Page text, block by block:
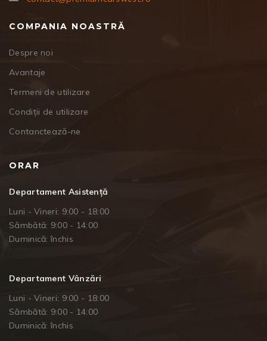
COMPANIA NOASTRĂ
Despre noi
Avantaje
Termeni de utilizare
Condiții de utilizare
Contanctează-ne
ORAR
Departament Asistență
Luni - Vineri: 9:00 - 18:00
Sâmbătă: 9:00 - 14:00
Duminică: închis
Departament Vânzări
Luni - Vineri: 9:00 - 18:00
Sâmbătă: 9:00 - 14:00
Duminică: închis